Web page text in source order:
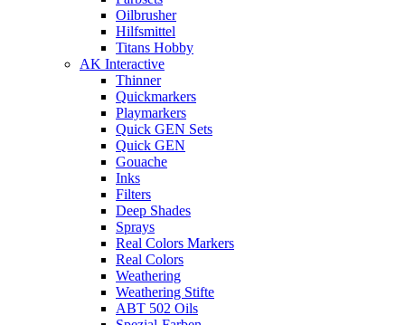
Oilbrusher
Hilfsmittel
Titans Hobby
AK Interactive
Thinner
Quickmarkers
Playmarkers
Quick GEN Sets
Quick GEN
Gouache
Inks
Filters
Deep Shades
Sprays
Real Colors Markers
Real Colors
Weathering
Weathering Stifte
ABT 502 Oils